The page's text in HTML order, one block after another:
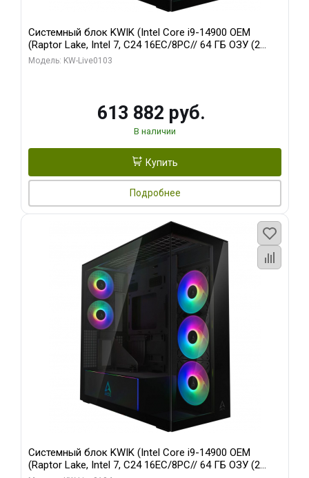
Системный блок KWIK (Intel Core i9-14900 OEM
(Raptor Lake, Intel 7, C24 16EC/8PC// 64 ГБ ОЗУ (2
модуля)/ Afox RTX4090 24GB GDDR6X 384-Bit 3xDP
Модель: KW-Live0103
613 882 руб.
В наличии
Купить
Подробнее
Системный блок KWIK (Intel Core i9-14900 OEM
(Raptor Lake, Intel 7, C24 16EC/8PC// 64 ГБ ОЗУ (2